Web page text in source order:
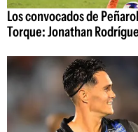
Los convocados de
Torque: Jonathan